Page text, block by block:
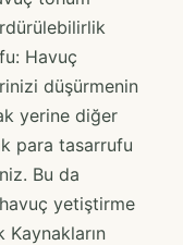
Havuç
düşürmenin
yerine diğer
para tasarrufu
Bu da
yetiştirme